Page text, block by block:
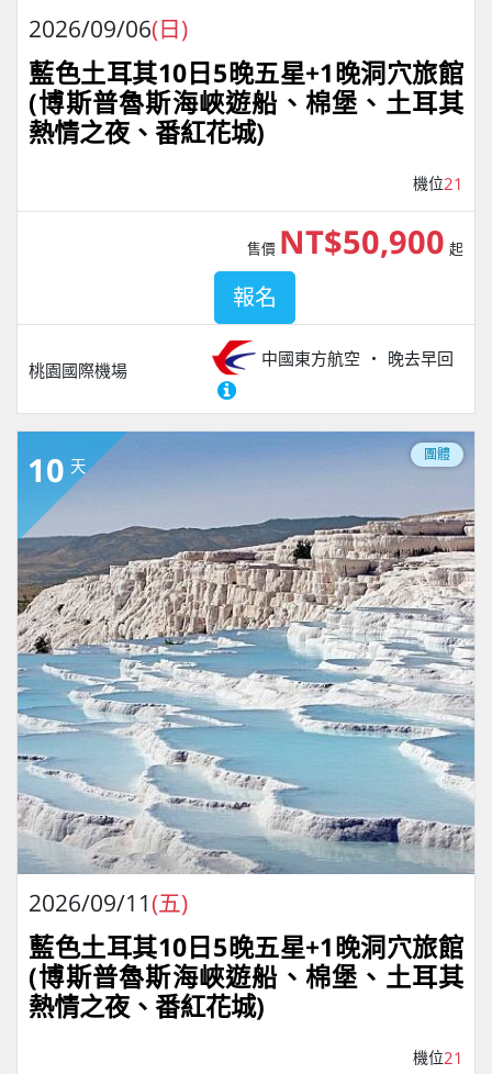
2026/09/06(日)
藍色土耳其10日5晚五星+1晚洞穴旅館
(博斯普魯斯海峽遊船、棉堡、土耳其
熱情之夜、番紅花城)
機位21
桃園國際機場
中國東方航空 晚去早回
售價 NT$50,900 起
報名
10 天
團體
2026/09/11(五)
藍色土耳其10日5晚五星+1晚洞穴旅館
(博斯普魯斯海峽遊船、棉堡、土耳其
熱情之夜、番紅花城)
機位21